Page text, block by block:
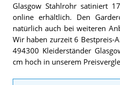
Glasgow Stahlrohr satiniert
online erhältlich. Den
natürlich auch bei weiteren
Wir haben zurzeit 6 Bestpreis-
494300 Kleiderständer
cm hoch in unserem